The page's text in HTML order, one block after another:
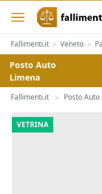
Fallimenti.it > Veneto >
Posto Auto
Limena
Fallimenti.it > Posto Auto
VETRINA